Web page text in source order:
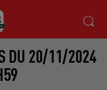
DU 20/11/2024